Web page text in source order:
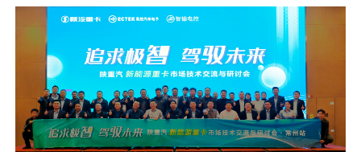
报、专家评审、实地考察、综合审核、会议研究等程序，共确定11